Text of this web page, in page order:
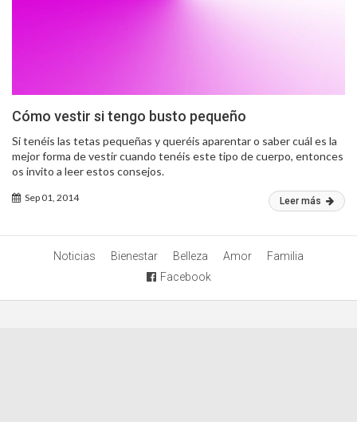
Cómo vestir si tengo busto pequeño
Si tenéis las tetas pequeñas y queréis aparentar o saber cuál es la
mejor forma de vestir cuando tenéis este tipo de cuerpo, entonces
os invito a leer estos consejos.
Sep 01, 2014 Leer más
Noticias Bienestar Belleza Amor
Familia
Facebook